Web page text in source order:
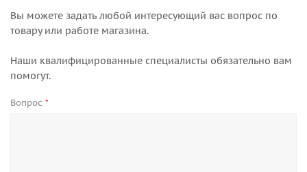
Вы можете задать любой интересующий вас вопрос по
товару или работе магазина.
Наши квалифицированные специалисты обязательно вам
помогут.
Вопрос *